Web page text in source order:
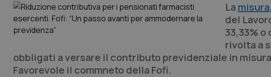
La misura
del
33,33%
rivolta a
obbligati a versare il contributo previdenziale in
Favorevole il commneto della Fofi.